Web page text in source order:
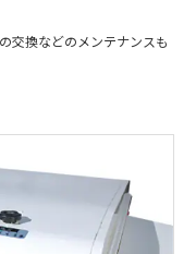
交換などのメンテナンスも